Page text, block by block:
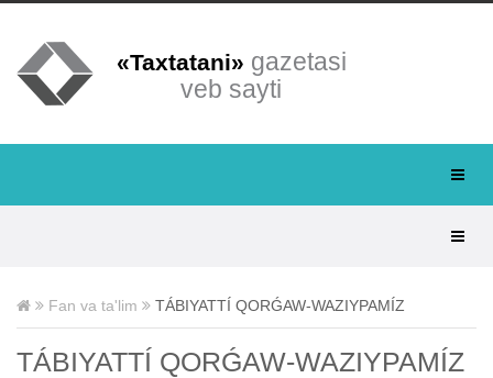
«Taxtatani» gazetasi
veb sayti
Fan va ta'lim TÁBIYATTÍ QORǴAW-WAZIYPAMÍZ
TÁBIYATTÍ QORǴAW-WAZIYPAMÍZ